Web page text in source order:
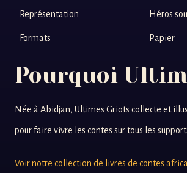
Représentation Héros
Formats Papier
Pourquoi
Née à Abidjan, Ultimes Griots collecte et
pour faire vivre les contes sur tous les
Voir notre collection de livres de contes